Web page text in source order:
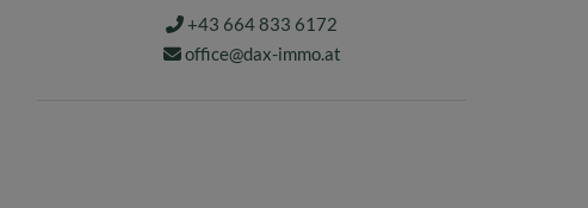
+43 664 833 6172
office@dax-immo.at